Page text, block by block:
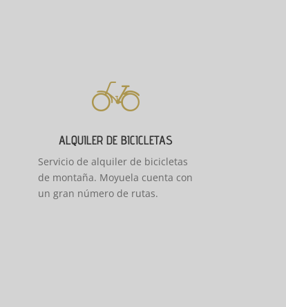
ALQUILER DE BICICLETAS
Servicio de alquiler de bicicletas
de montaña. Moyuela cuenta con
un gran número de rutas.